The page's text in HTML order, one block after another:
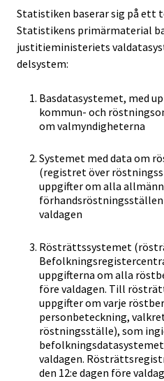
Statistiken baserar sig på ett
Statistikens primärmaterial
justitieministeriets
delsystem:
Basdatasystemet, med
kommun- och
om valmyndigheterna
Systemet med data om
(registret över
uppgifter om alla
valdagen
Rösträttssystemet
uppgifterna om alla
före valdagen. Till
uppgifter om varje
personbeteckning,
röstningsställe), som
befolkningsdatasystemet
valdagen.
den 12:e dagen före